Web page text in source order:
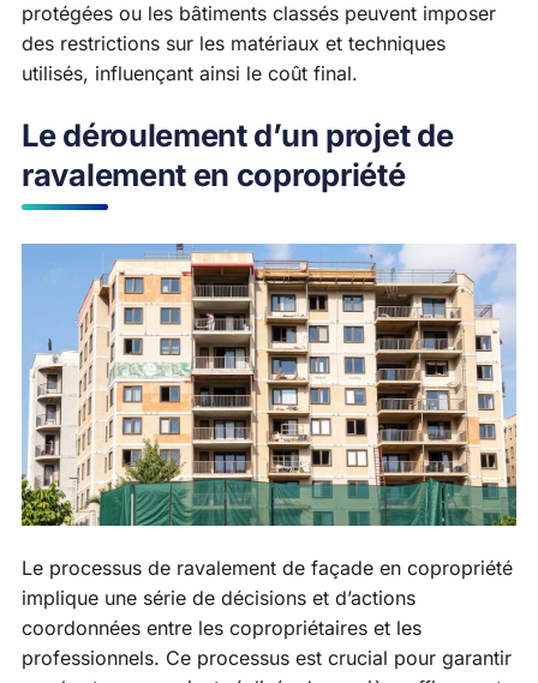
protégées ou les bâtiments classés peuvent imposer
des restrictions sur les matériaux et techniques
utilisés, influençant ainsi le coût final.
Le déroulement d’un projet de
ravalement en copropriété
Le processus de ravalement de façade en copropriété
implique une série de décisions et d’actions
coordonnées entre les copropriétaires et les
professionnels. Ce processus est crucial pour garantir